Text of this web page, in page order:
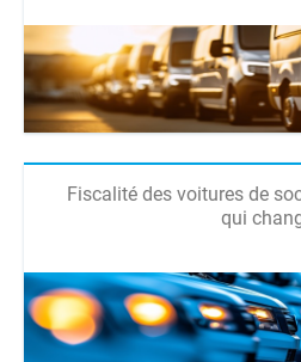
Fiscalité des voitures de
qui